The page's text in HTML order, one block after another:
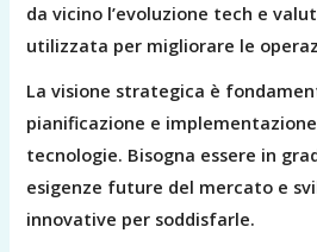
da vicino l’evoluzione tech e
utilizzata per migliorare le
La visione strategica è
pianificazione e
tecnologie. Bisogna essere in
esigenze future del mercato e
innovative per soddisfarle.